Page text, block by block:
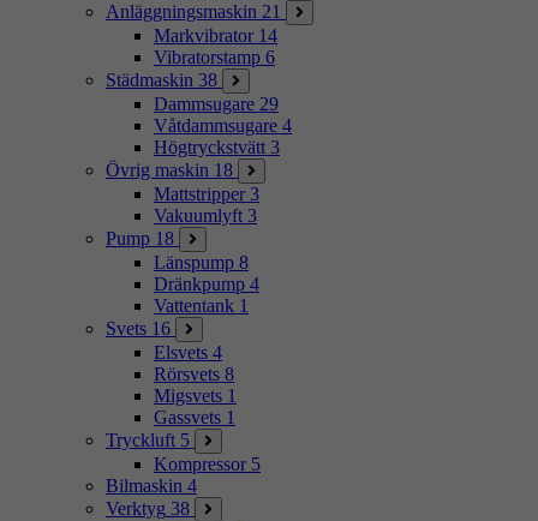
Anläggningsmaskin 21
Markvibrator 14
Vibratorstamp 6
Städmaskin 38
Dammsugare 29
Våtdammsugare 4
Högtryckstvätt 3
Övrig maskin 18
Mattstripper 3
Vakuumlyft 3
Pump 18
Länspump 8
Dränkpump 4
Vattentank 1
Svets 16
Elsvets 4
Rörsvets 8
Migsvets 1
Gassvets 1
Tryckluft 5
Kompressor 5
Bilmaskin 4
Verktyg 38